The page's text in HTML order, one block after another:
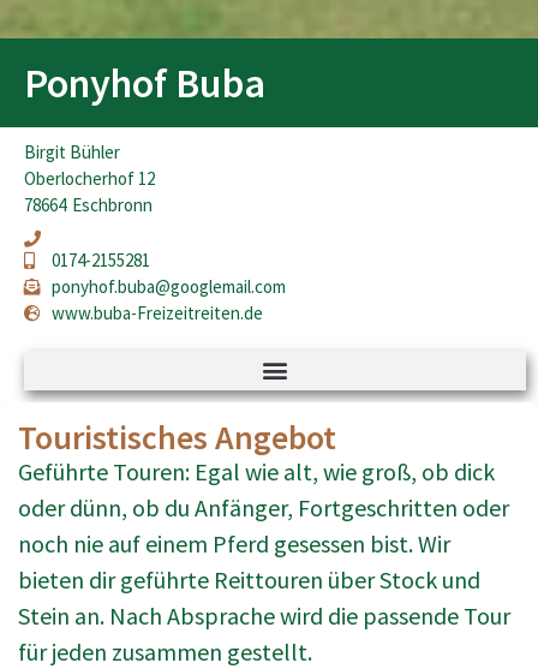
Ponyhof Buba
Birgit Bühler
Oberlocherhof 12
78664 Eschbronn
0174-2155281
ponyhof.buba@googlemail.com
www.buba-Freizeitreiten.de
Touristisches Angebot
Geführte Touren: Egal wie alt, wie groß, ob dick
oder dünn, ob du Anfänger, Fortgeschritten oder
noch nie auf einem Pferd gesessen bist. Wir
bieten dir geführte Reittouren über Stock und
Stein an. Nach Absprache wird die passende Tour
für jeden zusammen gestellt.